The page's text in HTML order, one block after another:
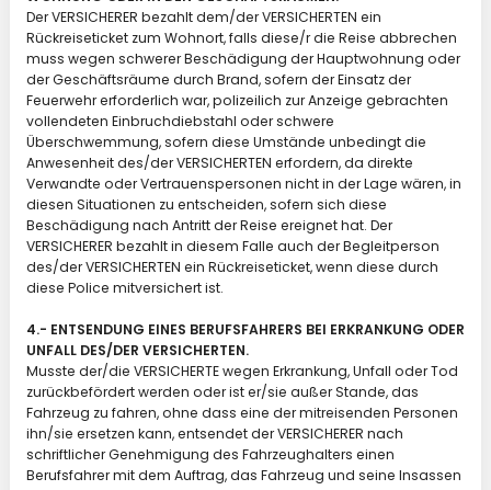
Der VERSICHERER bezahlt dem/der VERSICHERTEN ein
Rückreiseticket zum Wohnort, falls diese/r die Reise abbrechen
muss wegen schwerer Beschädigung der Hauptwohnung oder
der Geschäftsräume durch Brand, sofern der Einsatz der
Feuerwehr erforderlich war, polizeilich zur Anzeige gebrachten
vollendeten Einbruchdiebstahl oder schwere
Überschwemmung, sofern diese Umstände unbedingt die
Anwesenheit des/der VERSICHERTEN erfordern, da direkte
Verwandte oder Vertrauenspersonen nicht in der Lage wären, in
diesen Situationen zu entscheiden, sofern sich diese
Beschädigung nach Antritt der Reise ereignet hat. Der
VERSICHERER bezahlt in diesem Falle auch der Begleitperson
des/der VERSICHERTEN ein Rückreiseticket, wenn diese durch
diese Police mitversichert ist.
4.- ENTSENDUNG EINES BERUFSFAHRERS BEI ERKRANKUNG ODER
UNFALL DES/DER VERSICHERTEN.
Musste der/die VERSICHERTE wegen Erkrankung, Unfall oder Tod
zurückbefördert werden oder ist er/sie außer Stande, das
Fahrzeug zu fahren, ohne dass eine der mitreisenden Personen
ihn/sie ersetzen kann, entsendet der VERSICHERER nach
schriftlicher Genehmigung des Fahrzeughalters einen
Berufsfahrer mit dem Auftrag, das Fahrzeug und seine Insassen